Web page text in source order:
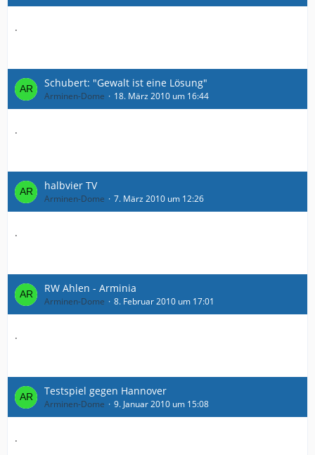
.
Schubert: "Gewalt ist eine Lösung"
Arminen-Dome 18. März 2010 um 16:44
.
halbvier TV
Arminen-Dome 7. März 2010 um 12:26
.
RW Ahlen - Arminia
Arminen-Dome 8. Februar 2010 um 17:01
.
Testspiel gegen Hannover
Arminen-Dome 9. Januar 2010 um 15:08
.